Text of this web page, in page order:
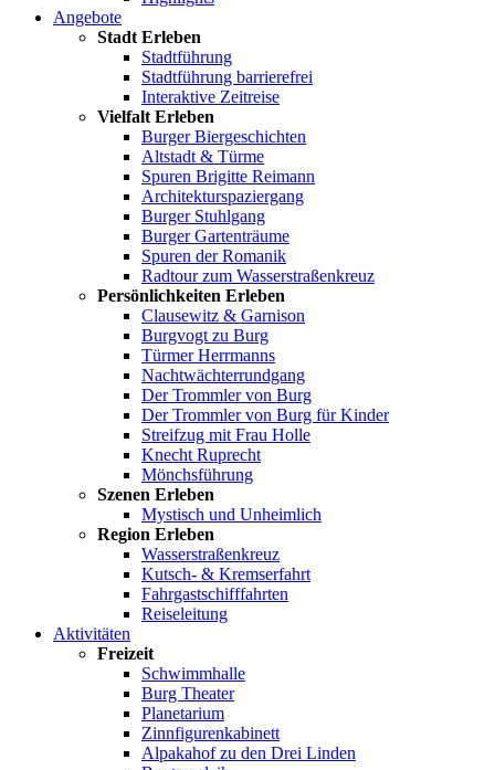
Angebote
Stadt Erleben
Stadtführung
Stadtführung barrierefrei
Interaktive Zeitreise
Vielfalt Erleben
Burger Biergeschichten
Altstadt & Türme
Spuren Brigitte Reimann
Architekturspaziergang
Burger Stuhlgang
Burger Gartenträume
Spuren der Romanik
Radtour zum Wasserstraßenkreuz
Persönlichkeiten Erleben
Clausewitz & Garnison
Burgvogt zu Burg
Türmer Herrmanns
Nachtwächterrundgang
Der Trommler von Burg
Der Trommler von Burg für Kinder
Streifzug mit Frau Holle
Knecht Ruprecht
Mönchsführung
Szenen Erleben
Mystisch und Unheimlich
Region Erleben
Wasserstraßenkreuz
Kutsch- & Kremserfahrt
Fahrgastschifffahrten
Reiseleitung
Aktivitäten
Freizeit
Schwimmhalle
Burg Theater
Planetarium
Zinnfigurenkabinett
Alpakahof zu den Drei Linden